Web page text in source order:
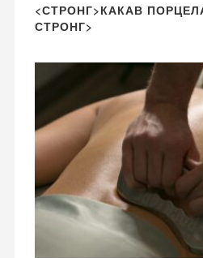
<СТРОНГ>КАКАВ
СТРОНГ>